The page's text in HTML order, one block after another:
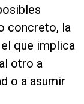
concreto, la
que implica
otro a
o a asumir